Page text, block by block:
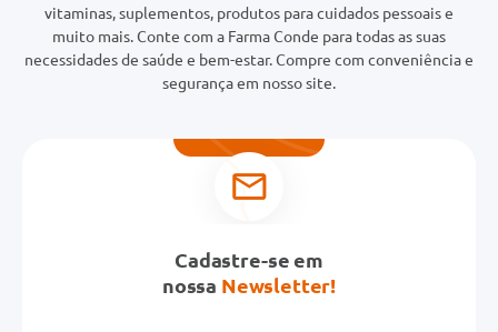
vitaminas, suplementos, produtos para cuidados pessoais e
muito mais. Conte com a Farma Conde para todas as suas
necessidades de saúde e bem-estar. Compre com conveniência e
segurança em nosso site.
Cadastre-se em
nossa Newsletter!